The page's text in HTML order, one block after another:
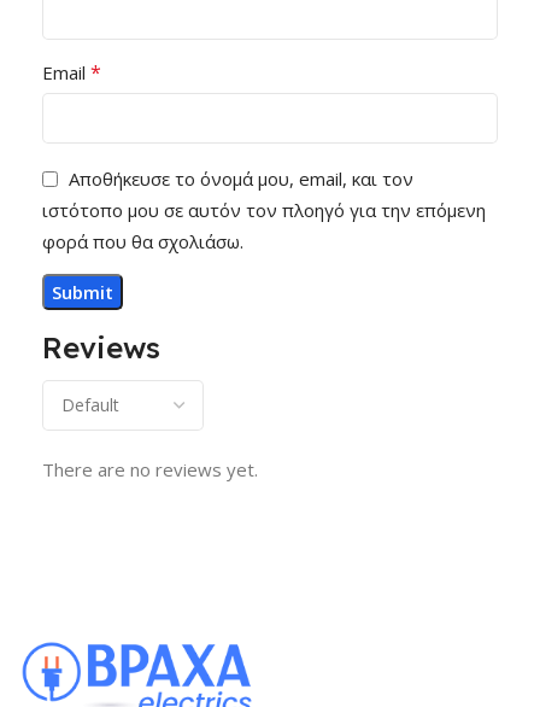
Reviews
There are no reviews yet.
Email *
Αποθήκευσε το όνομά μου, email, και τον
ιστότοπο μου σε αυτόν τον πλοηγό για την επόμενη
φορά που θα σχολιάσω.